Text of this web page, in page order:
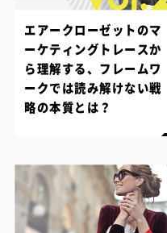
エアークローゼットのマ
ーケティングトレースか
ら理解する、フレームワ
ークでは読み解けない戦
略の本質とは？